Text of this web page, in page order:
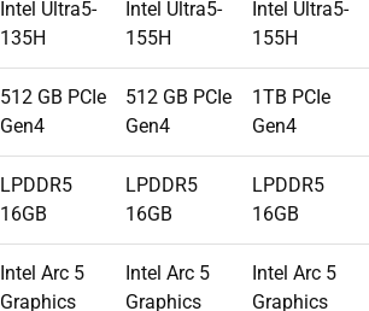
Intel Ultra5-
135H
Intel Ultra5-
155H
Intel Ultra5-
155H
512 GB PCIe
Gen4
512 GB PCIe
Gen4
1TB PCIe
Gen4
LPDDR5
16GB
LPDDR5
16GB
LPDDR5
16GB
Intel Arc 5
Graphics
Intel Arc 5
Graphics
Intel Arc 5
Graphics